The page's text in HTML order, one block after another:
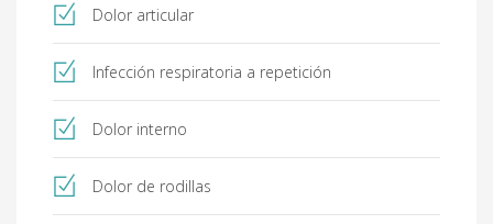
Dolor articular
Infección respiratoria a repetición
Dolor interno
Dolor de rodillas